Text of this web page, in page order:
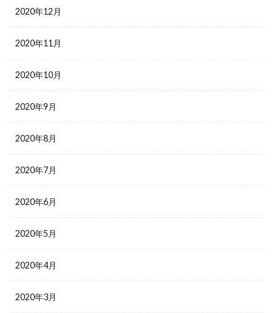
2020年12月
2020年11月
2020年10月
2020年9月
2020年8月
2020年7月
2020年6月
2020年5月
2020年4月
2020年3月